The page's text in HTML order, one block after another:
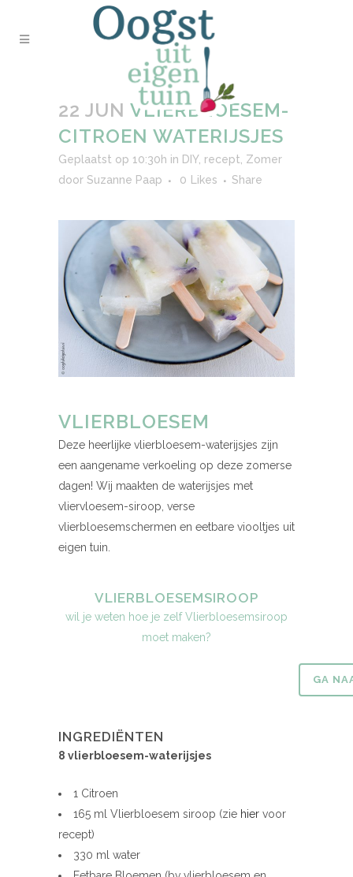
22 JUN VLIERBLOESEM-
CITROEN WATERIJSJES
Geplaatst op 10:30h in DIY, recept Zomer
door Suzanne Paap 0 Likes Share
VLIERBLOESEM
Deze heerlijke vlierbloesem-waterijsjes zijn
een aangename verkoeling op deze zomerse
dagen! Wij maakten de waterijsjes met
vliervloesem-siroop, verse
vlierbloesemschermen en eetbare viooltjes uit
eigen tuin.
VLIERBLOESEMSIROOP
wil je weten hoe je zelf Vlierbloesemsiroop
moet maken?
GA
INGREDIËNTEN
8 vlierbloesem-waterijsjes
1 Citroen
165 ml Vlierbloesem siroop (zie hier voor
recept)
330 ml water